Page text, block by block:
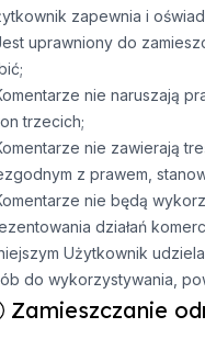
zapewnia i
uprawniony do
nie naruszają
trzecich;
nie zawierają
z prawem,
nie będą
działań
Użytkownik
do wykorzystywania,
Zamieszczanie